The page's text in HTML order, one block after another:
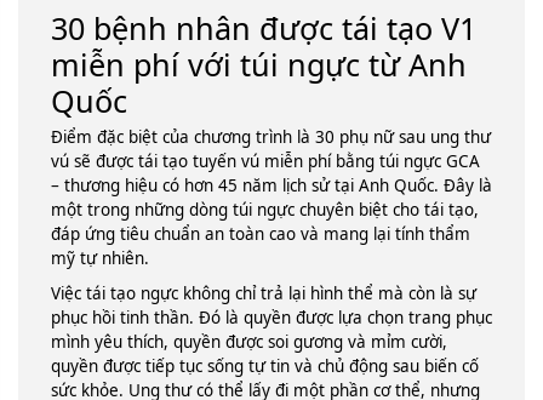
30 bệnh nhân được tái tạo V1
miễn phí với túi ngực từ Anh
Quốc
Điểm đặc biệt của chương trình là 30 phụ nữ sau ung thư
vú sẽ được tái tạo tuyến vú miễn phí bằng túi ngực GCA
– thương hiệu có hơn 45 năm lịch sử tại Anh Quốc. Đây là
một trong những dòng túi ngực chuyên biệt cho tái tạo,
đáp ứng tiêu chuẩn an toàn cao và mang lại tính thẩm
mỹ tự nhiên.
Việc tái tạo ngực không chỉ trả lại hình thể mà còn là sự
phục hồi tinh thần. Đó là quyền được lựa chọn trang phục
mình yêu thích, quyền được soi gương và mỉm cười,
quyền được tiếp tục sống tự tin và chủ động sau biến cố
sức khỏe. Ung thư có thể lấy đi một phần cơ thể, nhưng